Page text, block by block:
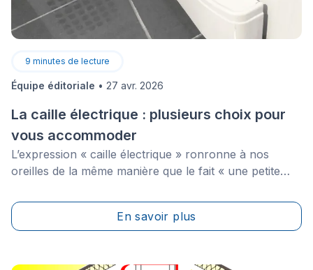
9 minutes de lecture
Équipe éditoriale • 27 avr. 2026
La caille électrique : plusieurs choix pour
vous accommoder
L’expression « caille électrique » ronronne à nos
oreilles de la même manière que le fait « une petite
réconfortant dès que les premiers frissons de l'hiver
se font sentir.
En savoir plus